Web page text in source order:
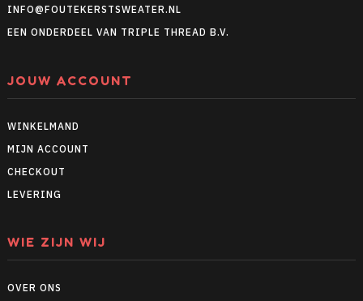
INFO@FOUTEKERSTSWEATER.NL
EEN ONDERDEEL VAN TRIPLE THREAD B.V.
JOUW ACCOUNT
WINKELMAND
MIJN ACCOUNT
CHECKOUT
LEVERING
WIE ZIJN WIJ
OVER ONS